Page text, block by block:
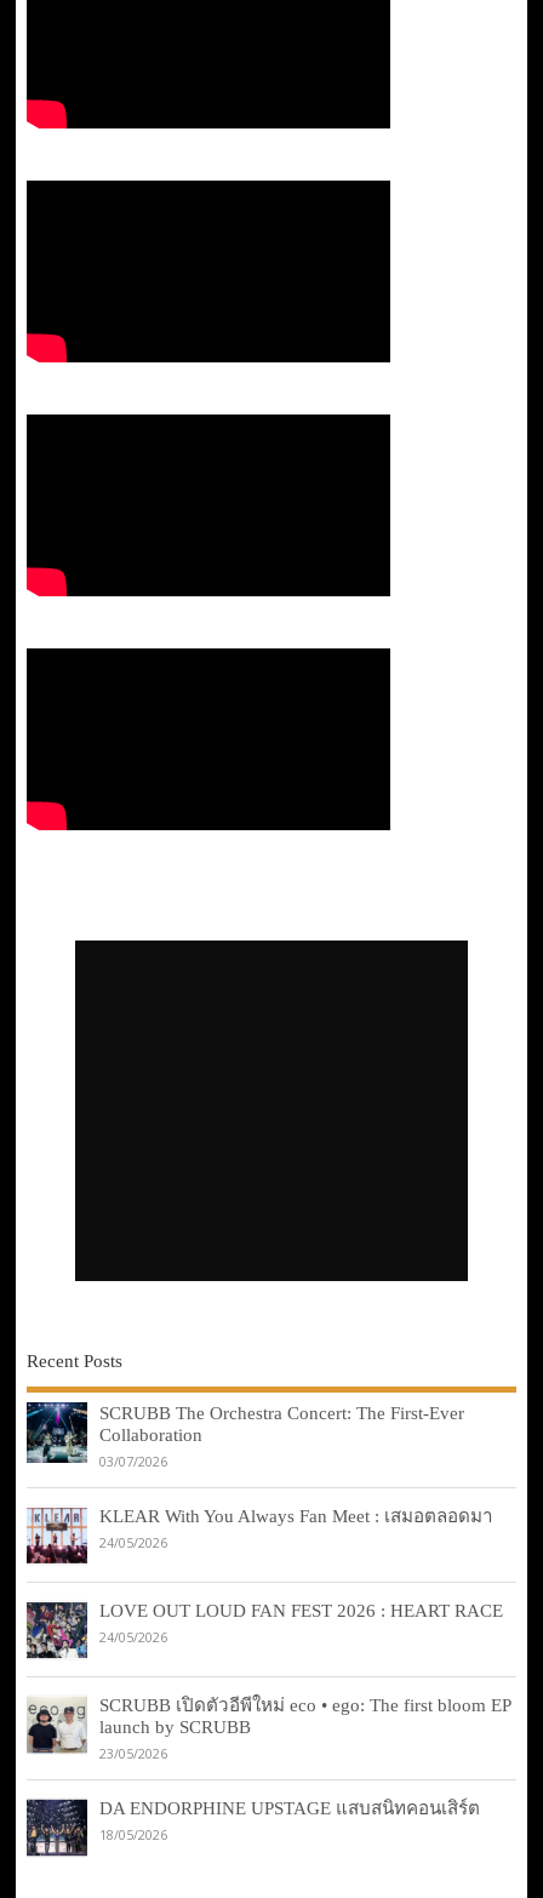
Recent Posts
SCRUBB The Orchestra Concert: The First-Ever
Collaboration
03/07/2026
KLEAR With You Always Fan Meet : เสมอตลอดมา
24/05/2026
LOVE OUT LOUD FAN FEST 2026 : HEART RACE
24/05/2026
SCRUBB เปิดตัวอีพีใหม่ eco • ego: The first bloom EP
launch by SCRUBB
23/05/2026
DA ENDORPHINE UPSTAGE แสบสนิทคอนเสิร์ต
18/05/2026